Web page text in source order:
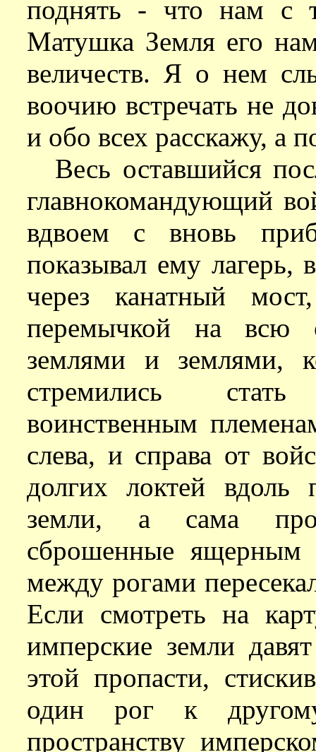
поднять - что нам с
Матушка Земля его нам
величеств. Я о нем
воочию встречать не
и обо всех расскажу, а
Весь оставшийся
главнокомандующий
вдвоем с вновь
показывал ему лагерь,
через канатный
перемычкой на всю
землями и землями,
стремились
воинственным
слева, и справа от
долгих локтей вдоль
земли, а сама
сброшенные ящерным
между рогами
Если смотреть на
имперские земли
этой пропасти,
один рог к
пространству